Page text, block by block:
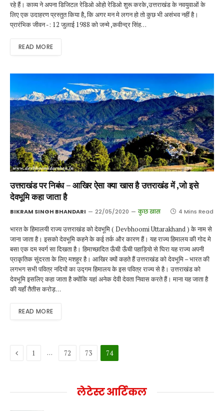
रहे हैं। काव्य ने अपना डिजिटल रेडिओ ओहो रेडिओ शुरू करके,उत्तराखंड के नवयुवाओं के
लिए एक उदाहरण प्रस्तुत किया है, कि अगर मन मे लगन हो तो कुछ भी असंभव नहीं है।
प्रारंभिक जीवन -: 12 जुलाई 1988 को जन्मे ,कवीन्द्र सिंह…
READ MORE
उत्तराखंड पर निबंध – आखिर ऐसा क्या खास है उत्तराखंड में ,जो इसे
देवभूमि कहा जाता है
BIKRAM SINGH BHANDARI 22/05/2020 कुछ खास 4 Mins Read
भारत के हिमालयी राज्य उत्तराखंड को देवभूमि ( Devbhoomi Uttarakhand ) के नाम से
जाना जाता है। इसको देवभूमि कहने के कई तर्क और कारण हैं। यह राज्य हिमालय की गोद मे
बसा एक दम स्वर्ग सा दिखता है। हिमाच्छादित ऊँची ऊँची पहाड़ियो से घिरा यह राज्य अपनी
प्राकृतिक सुंदरता के लिए मशहूर है। आखिर क्यों कहते हैं उत्तराखंड को देवभूमि – भारत की
लगभग सभी पवित्र नदियों का उद्गम हिमालय के इस पवित्र राज्य से है। उत्तराखंड को
देवभूमि इसलिए कहा जाता है क्योंकि यहां अनेक देवी देवता निवास करते हैं। माना यह जाता है
की यहाँ तैतीस करोड़…
READ MORE
Previous
1 … 72 73 74
लेटेस्ट आर्टिकल